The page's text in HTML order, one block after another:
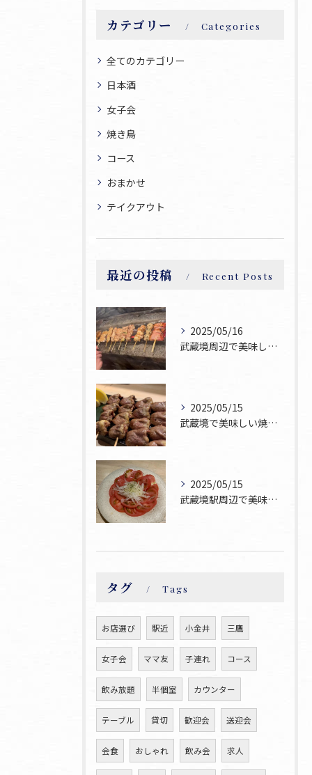
カテゴリー Categories
全てのカテゴリー
日本酒
女子会
焼き鳥
コース
おまかせ
テイクアウト
最近の投稿 Recent Posts
2025/05/16
武蔵境周辺で美味しい焼鳥が食べられるお店焼鳥ゆうです♪
2025/05/15
武蔵境で美味しい焼鳥お探しならぜひ焼鳥ゆうへお越し下さい！
2025/05/15
武蔵境駅周辺で美味しい焼鳥が食べられるお店焼鳥ゆうです♪
タグ Tags
お店選び 駅近 小金井 三鷹
女子会 ママ友 子連れ コース
飲み放題 半個室 カウンター
テーブル 貸切 歓迎会 送迎会
会食 おしゃれ 飲み会 求人